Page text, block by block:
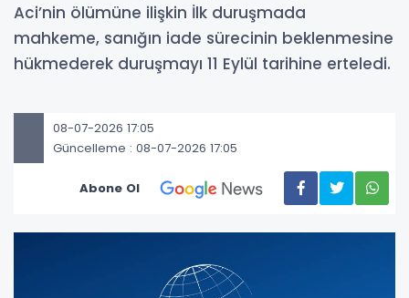
Aci’nin ölümüne ilişkin İlk duruşmada
mahkeme, sanığın iade sürecinin beklenmesine
hükmederek duruşmayı 11 Eylül tarihine erteledi.
08-07-2026 17:05
Güncelleme : 08-07-2026 17:05
Abone Ol